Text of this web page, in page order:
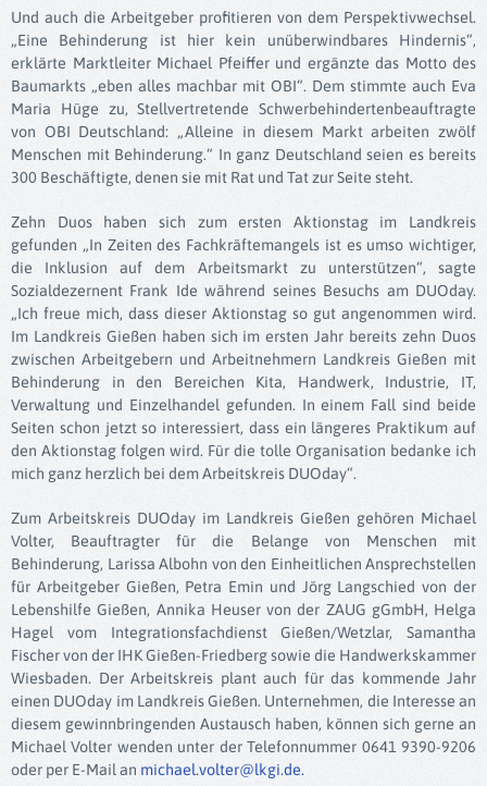
Und auch die Arbeitgeber profitieren von dem Perspektivwechsel.
„Eine Behinderung ist hier kein unüberwindbares Hindernis“,
erklärte Marktleiter Michael Pfeiffer und ergänzte das Motto des
Baumarkts „eben alles machbar mit OBI“. Dem stimmte auch Eva
Maria Hüge zu, Stellvertretende Schwerbehindertenbeauftragte
von OBI Deutschland: „Alleine in diesem Markt arbeiten zwölf
Menschen mit Behinderung.“ In ganz Deutschland seien es bereits
300 Beschäftigte, denen sie mit Rat und Tat zur Seite steht.
Zehn Duos haben sich zum ersten Aktionstag im Landkreis
gefunden „In Zeiten des Fachkräftemangels ist es umso wichtiger,
die Inklusion auf dem Arbeitsmarkt zu unterstützen“, sagte
Sozialdezernent Frank Ide während seines Besuchs am DUOday.
„Ich freue mich, dass dieser Aktionstag so gut angenommen wird.
Im Landkreis Gießen haben sich im ersten Jahr bereits zehn Duos
zwischen Arbeitgebern und Arbeitnehmern Landkreis Gießen mit
Behinderung in den Bereichen Kita, Handwerk, Industrie, IT,
Verwaltung und Einzelhandel gefunden. In einem Fall sind beide
Seiten schon jetzt so interessiert, dass ein längeres Praktikum auf
den Aktionstag folgen wird. Für die tolle Organisation bedanke ich
mich ganz herzlich bei dem Arbeitskreis DUOday“.
Zum Arbeitskreis DUOday im Landkreis Gießen gehören Michael
Volter, Beauftragter für die Belange von Menschen mit
Behinderung, Larissa Albohn von den Einheitlichen Ansprechstellen
für Arbeitgeber Gießen, Petra Emin und Jörg Langschied von der
Lebenshilfe Gießen, Annika Heuser von der ZAUG gGmbH, Helga
Hagel vom Integrationsfachdienst Gießen/Wetzlar, Samantha
Fischer von der IHK Gießen-Friedberg sowie die Handwerkskammer
Wiesbaden. Der Arbeitskreis plant auch für das kommende Jahr
einen DUOday im Landkreis Gießen. Unternehmen, die Interesse an
diesem gewinnbringenden Austausch haben, können sich gerne an
Michael Volter wenden unter der Telefonnummer 0641 9390-9206
oder per E-Mail an michael.volter@lkgi.de.